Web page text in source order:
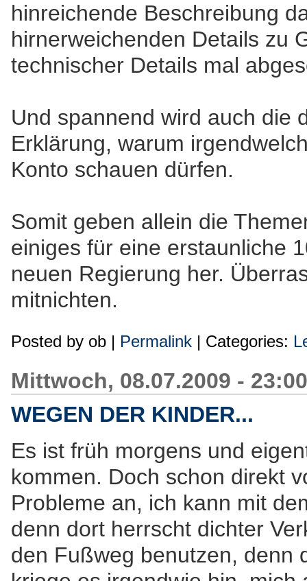
hinreichende Beschreibung
hirnerweichenden Details zu
technischer Details mal
Und spannend wird auch die
Erklärung, warum
Konto schauen dürfen.
Somit geben allein die
einiges für eine erstaunliche
neuen Regierung her.
mitnichten.
Posted by ob | Permalink | Categories:
Mittwoch, 08.07.2009 - 23:00
WEGEN DER KINDER...
Es ist früh morgens und
kommen. Doch schon direkt
Probleme an, ich kann mit
denn dort herrscht dichter
den Fußweg benutzen, denn